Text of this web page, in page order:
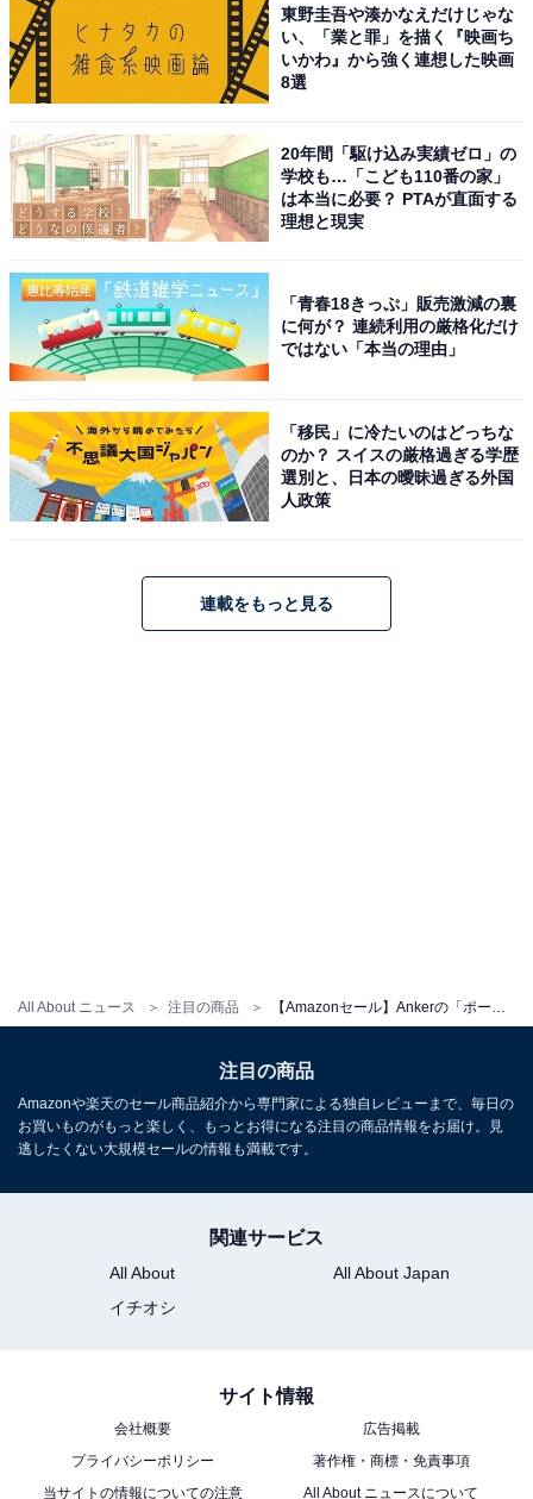
All About ニュース 注目の商品
ン, 140W) 0.9m
Amazonで見る
Anker「Soundcore Liberty 5」
Anker Soundcore Liberty 5 ディープブルー
Anker「Charger」
Amazonで見る
Anker「MagGo Power Bank」
Anker MagGo Power Bank (10000mAh, Slim) ブラック
東野圭吾や湊かなえだけじゃな
い、「業と罪」を描く『映画ち
いかわ』から強く連想した映画
8選
20年間「駆け込み実績ゼロ」の
学校も…「こども110番の家」
は本当に必要？ PTAが直面する
理想と現実
「青春18きっぷ」販売激減の裏
に何が？ 連続利用の厳格化だけ
ではない「本当の理由」
「移民」に冷たいのはどっちな
のか？ スイスの厳格過ぎる学歴
選別と、日本の曖昧過ぎる外国
人政策
連載をもっと見る
注目の商品
Amazonや楽天のセール商品紹介から専門家による独自レビューまで、毎日の
お買いものがもっと楽しく、もっとお得になる注目の商品情報をお届け。見
逃したくない大規模セールの情報も満載です。
関連サービス
All About
All About Japan
イチオシ
サイト情報
会社概要
広告掲載
プライバシーポリシー
著作権・商標・免責事項
当サイトの情報についての注意
All About ニュースについて